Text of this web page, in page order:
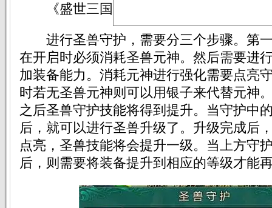
《盛世三国》守护三部曲
进行圣兽守护，需要分三个步骤。第
在开启时必须消耗圣兽元神。然后需要进
加装备能力。消耗元神进行强化需要点亮
时若无圣兽元神则可以用银子来代替元神
之后圣兽守护技能将得到提升。当守护中
后，就可以进行圣兽升级了。升级完成后
点亮，圣兽技能将会提升一级。当上方守
后，则需要将装备提升到相应的等级才能